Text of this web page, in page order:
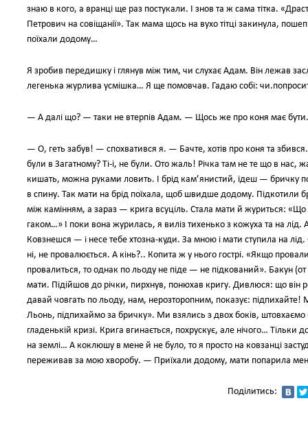
знаю в кого, а вранці ще раз постукали. І знов та ж сама тітка.
Петрович на совіщанії». Так мама щось на вухо тітці закинула,
поїхали додому…
Я зробив передишку і глянув між тим, чи слухає Адам. Він лежав
легенька журлива усмішка… Я ще помовчав. Гадаю собі:
— А далі що? — таки не втерпів Адам. — Щось же про коня має бути.
— О, геть забув! — спохватився я. — Бачте, хотів про коня та
були в Загатному? Ті-і, не були. Ото жаль! Річка там не те що в нас,
кишать, можна руками ловить. І брід кам’янистий, їдеш — бричку
в спину. Так мати на брід поїхала, щоб швидше додому. Підкотили
між камінням, а зараз — крига всуціль. Стала мати й журиться: «Що
гаком…» І поки вона журилась, я виліз тихенько з кожуха та на
Ковзнешся — і несе тебе хтозна-куди. За мною і мати ступила на
ні, не провалюється. А кінь?.. Копита ж у нього гострі. «Якщо
провалиться, то однак по льоду не піде — не підкований». Бакун
мати. Підійшов до річки, пирхнув, понюхав кригу. Дивлюся: що він
давай човгать по льоду, нам, нерозторопним, показує:
Льонь, підпихаймо за бричку». Ми взялись з двох боків, штовхаємо
гладенькій кризі. Крига вгинається, похрускує, але нічого…
на землі… А коклюшу в мене й не було, то я просто на ковзанці
переживав за мою хворобу. — Приїхали додому, мати попарила
Поділитись: